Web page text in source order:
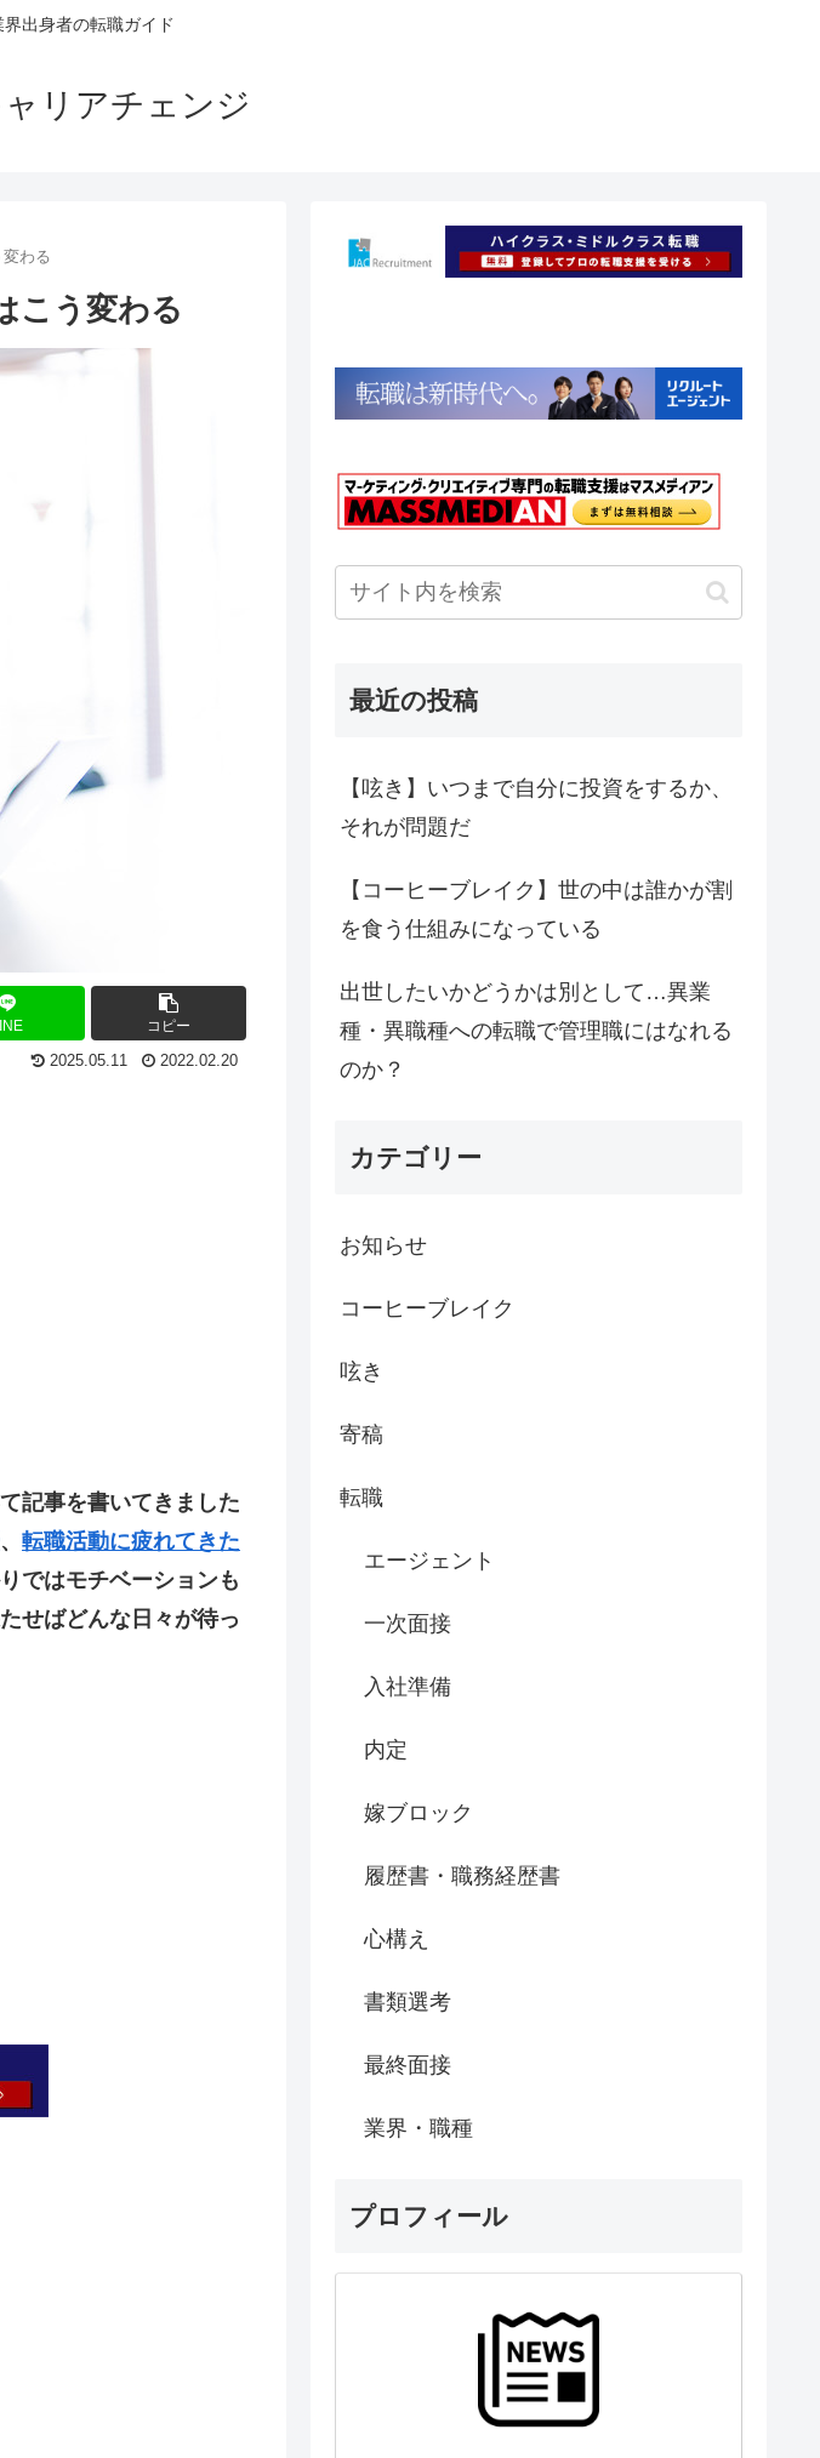
出身者の転職ガイド
リアチェンジ
わる
こう変わる
コピー
2025.05.11 2022.02.20
記事を書いてきました
、 転職活動に疲れてきた
ではモチベーションも
せばどんな日々が待っ
最近の投稿
【呟き】いつまで自分に投資をするか、
それが問題だ
【コーヒーブレイク】世の中は誰かが割
を食う仕組みになっている
出世したいかどうかは別として…異業
種・異職種への転職で管理職にはなれる
のか？
カテゴリー
お知らせ
コーヒーブレイク
呟き
寄稿
転職
エージェント
一次面接
入社準備
内定
嫁ブロック
履歴書・職務経歴書
心構え
書類選考
最終面接
業界・職種
プロフィール